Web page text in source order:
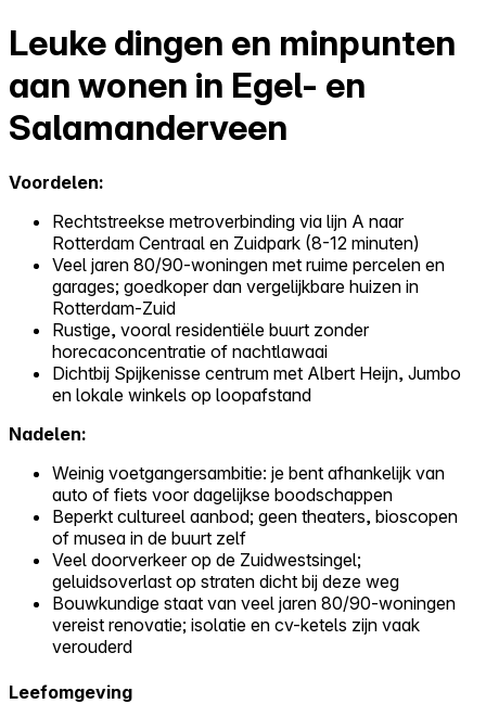
Leuke dingen en minpunten
aan wonen in Egel- en
Salamanderveen
Voordelen:
Rechtstreekse metroverbinding via lijn A naar
Rotterdam Centraal en Zuidpark (8-12 minuten)
Veel jaren 80/90-woningen met ruime percelen en
garages; goedkoper dan vergelijkbare huizen in
Rotterdam-Zuid
Rustige, vooral residentiële buurt zonder
horecaconcentratie of nachtlawaai
Dichtbij Spijkenisse centrum met Albert Heijn, Jumbo
en lokale winkels op loopafstand
Nadelen:
Weinig voetgangersambitie: je bent afhankelijk van
auto of fiets voor dagelijkse boodschappen
Beperkt cultureel aanbod; geen theaters, bioscopen
of musea in de buurt zelf
Veel doorverkeer op de Zuidwestsingel;
geluidsoverlast op straten dicht bij deze weg
Bouwkundige staat van veel jaren 80/90-woningen
vereist renovatie; isolatie en cv-ketels zijn vaak
verouderd
Leefomgeving